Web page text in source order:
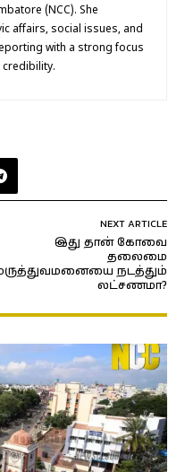
(NCC). She
affairs, social issues, and
with a strong focus
credibility.
NEXT ARTICLE
இது தான் கோவை
தலைமை
நடத்தும்
லட்சணமா?